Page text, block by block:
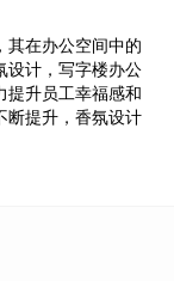
其在办公空间中的
设计，写字楼办公
提升员工幸福感和
断提升，香氛设计